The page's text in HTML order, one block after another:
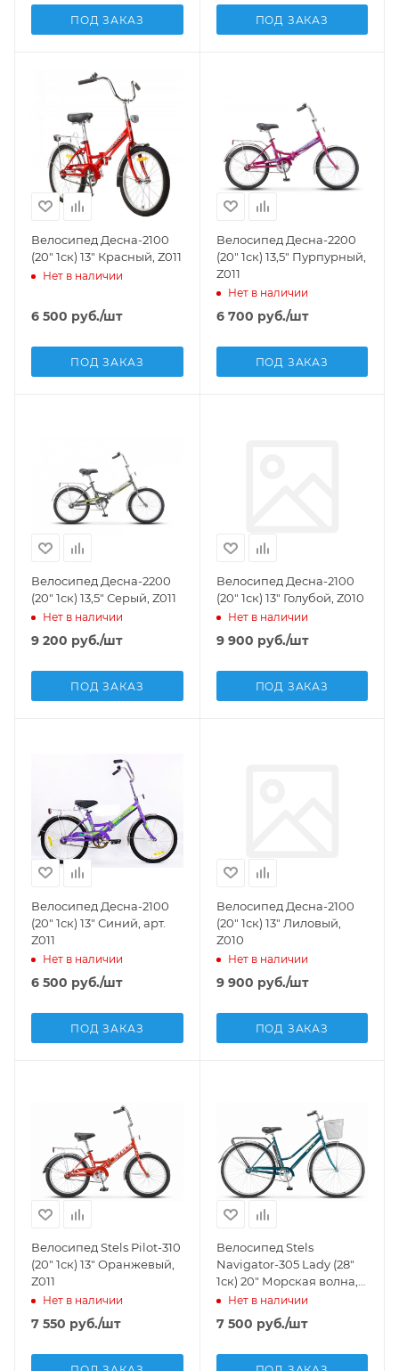
ПОД ЗАКАЗ ПОД ЗАКАЗ
Велосипед Десна-2100
(20" 1ск) 13" Красный, Z011
Нет в наличии
6 500 руб./шт
ПОД ЗАКАЗ
Велосипед Десна-2200
(20" 1ск) 13,5" Пурпурный,
Z011
Нет в наличии
6 700 руб./шт
ПОД ЗАКАЗ
Велосипед Десна-2200
(20" 1ск) 13,5" Серый, Z011
Нет в наличии
9 200 руб./шт
ПОД ЗАКАЗ
Велосипед Десна-2100
(20" 1ск) 13" Голубой, Z010
Нет в наличии
9 900 руб./шт
ПОД ЗАКАЗ
Велосипед Десна-2100
(20" 1ск) 13" Синий, арт.
Z011
Нет в наличии
6 500 руб./шт
ПОД ЗАКАЗ
Велосипед Десна-2100
(20" 1ск) 13" Лиловый,
Z010
Нет в наличии
9 900 руб./шт
ПОД ЗАКАЗ
Велосипед Stels Pilot-310
(20" 1ск) 13" Оранжевый,
Z011
Нет в наличии
7 550 руб./шт
Велосипед Stels
Navigator-305 Lady (28"
1ск) 20" Морская волна,
арт. Z010
Нет в наличии
7 500 руб./шт